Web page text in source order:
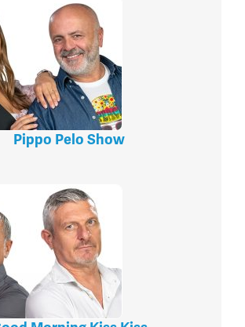
Pippo Pelo Show